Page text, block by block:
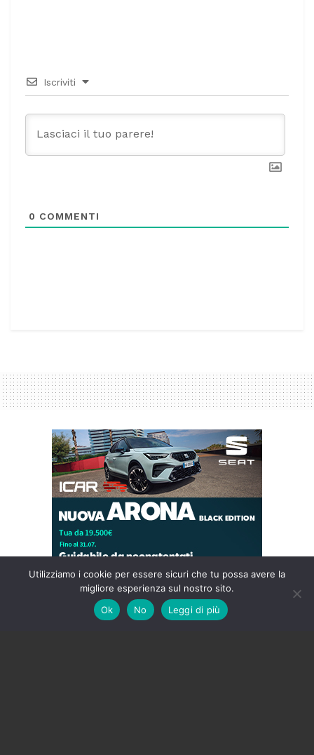
Iscriviti
0 COMMENTI
Utilizziamo i cookie per essere sicuri che tu possa avere la
migliore esperienza sul nostro sito.
Ok
No Leggi di più